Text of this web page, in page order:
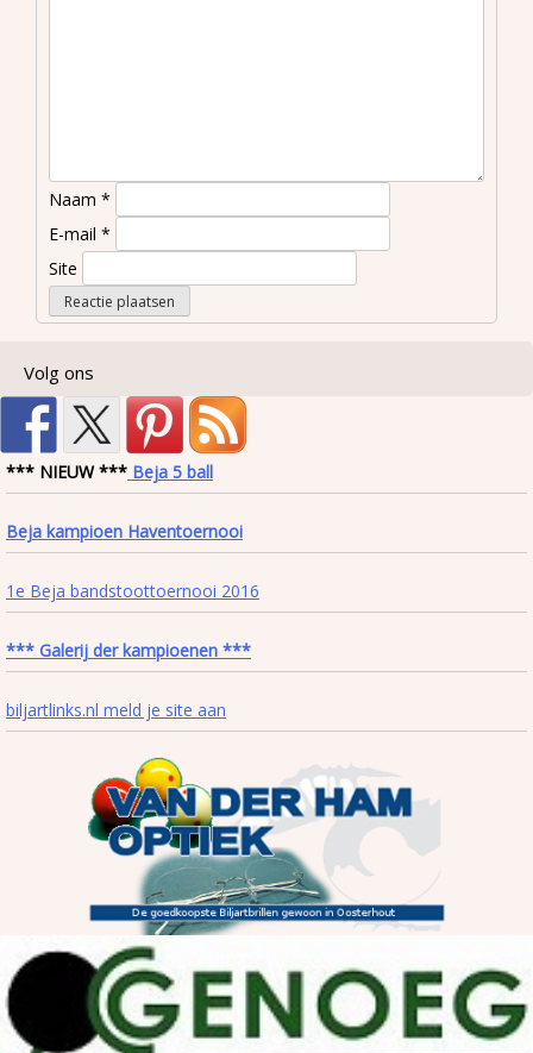
Naam *
E-mail *
Site
Volg ons
*** NIEUW *** Beja 5 ball
Beja kampioen Haventoernooi
1e Beja bandstoottoernooi 2016
*** Galerij der kampioenen ***
biljartlinks.nl meld je site aan